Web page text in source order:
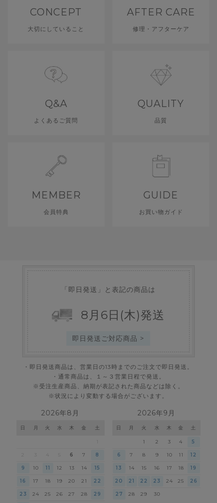
CONCEPT
大切にしていること
AFTER CARE
修理・アフターケア
Q&A
よくあるご質問
QUALITY
品質
MEMBER
会員特典
GUIDE
お買い物ガイド
「即日発送」と表記の商品は
8 月 6日 (木)発送
即日発送ご対応商品 >
・即日発送商品は、営業日の13時までのご注文で即日発送。
・通常商品は、１～３営業日程で発送。
※受注生産商品、納期が表記された商品などは除く。
※状況により変動する場合がございます。
2026年8月
日 月 火 水 木 金 土
4 6 7 8
9 10 11 12 13 14 15
16 17 18 19 20 21 22
23 24 25 26 27 28 29
2026年9月
日 月 火 水 木 金 土
1 2 3 4 5
6 7 8 9 10 11 12
13 14 15 16 17 18 19
20 21 22 23 24 25 26
27 28 29 30